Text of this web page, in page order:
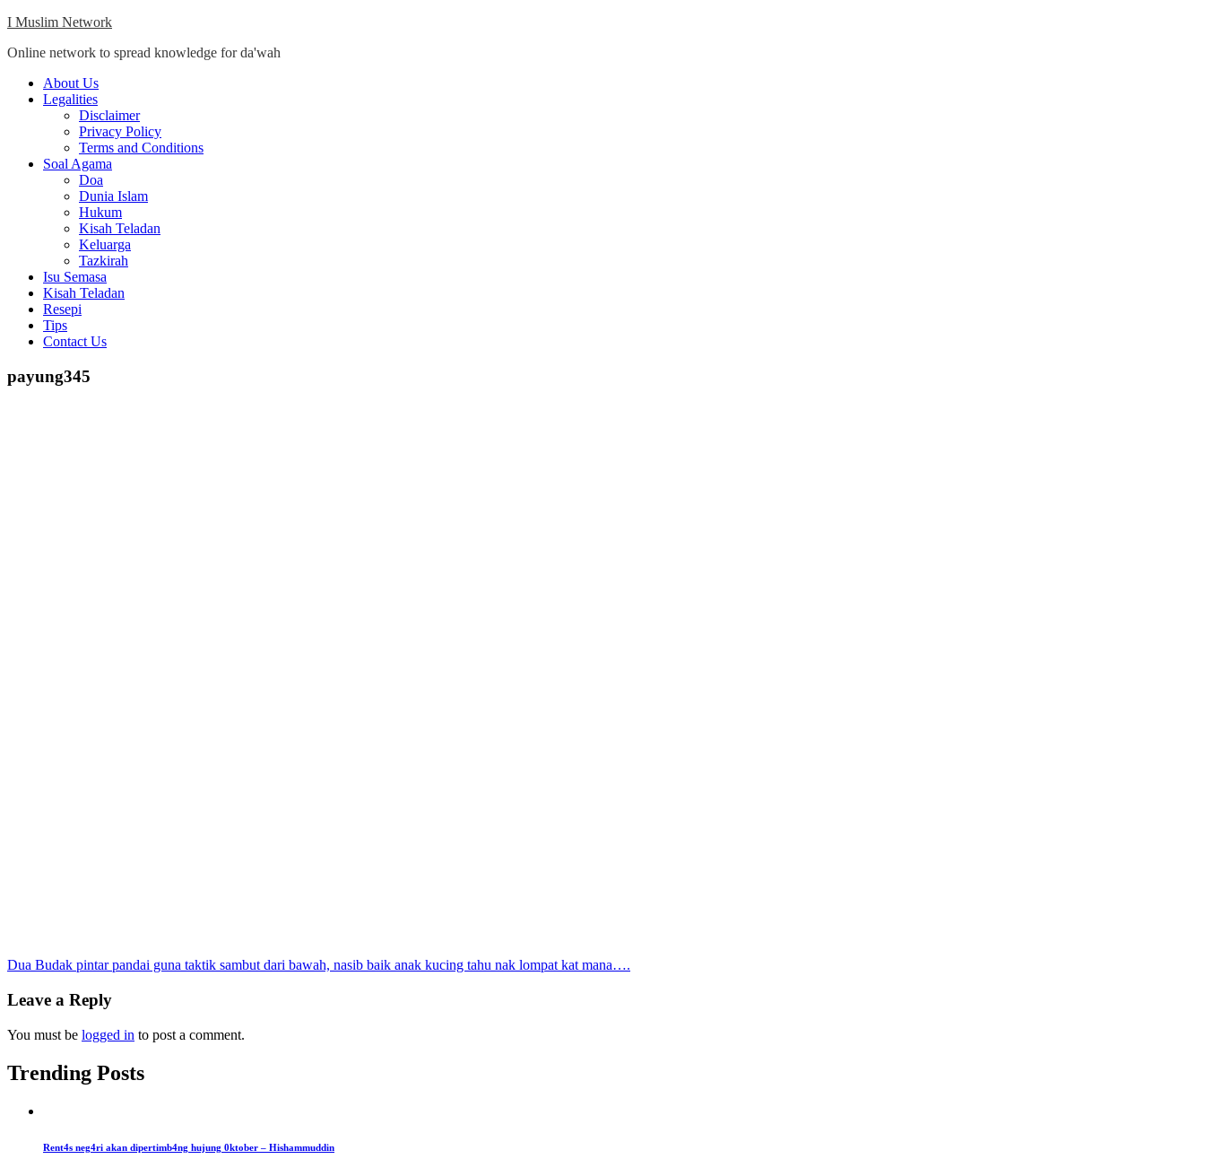
Skip
content
I Muslim Network
Online network to spread knowledge for da'wah
Close
Menu
About Us
Legalities
Disclaimer
Privacy Policy
Terms and Conditions
Soal Agama
Doa
Dunia Islam
Hukum
Kisah Teladan
Keluarga
Tazkirah
Isu Semasa
Kisah Teladan
Resepi
Tips
Contact Us
payung345
Post
navigation
Dua Budak pintar pandai guna taktik sambut dari bawah, nasib baik anak kucing tahu nak lompat kat mana….
Leave a Reply
You must be logged in to post a comment.
Trending Posts
Rent4s neg4ri akan dipertimb4ng hujung 0ktober – Hishammuddin